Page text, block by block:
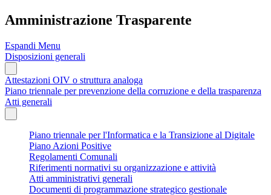
Amministrazione Trasparente
Espandi Menu
Disposizioni generali
Attestazioni OIV o struttura analoga
Piano triennale per prevenzione della corruzione e della trasparenza
Atti generali
Piano triennale per l'Informatica e la Transizione al Digitale
Piano Azioni Positive
Regolamenti Comunali
Riferimenti normativi su organizzazione e attività
Atti amministrativi generali
Documenti di programmazione strategico gestionale